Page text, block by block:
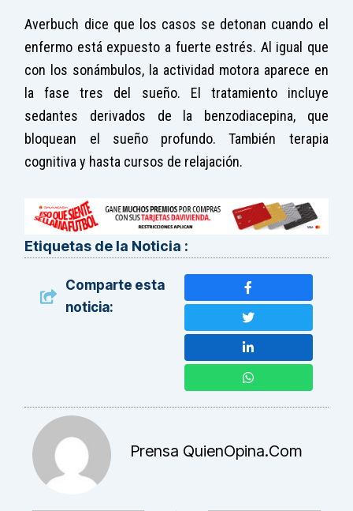
Averbuch dice que los casos se detonan cuando el
enfermo está expuesto a fuerte estrés. Al igual que
con los sonámbulos, la actividad motora aparece en
la fase tres del sueño. El tratamiento incluye
sedantes derivados de la benzodiacepina, que
bloquean el sueño profundo. También terapia
cognitiva y hasta cursos de relajación.
Etiquetas de la Noticia :
Comparte esta
noticia:
Prensa QuienOpina.com